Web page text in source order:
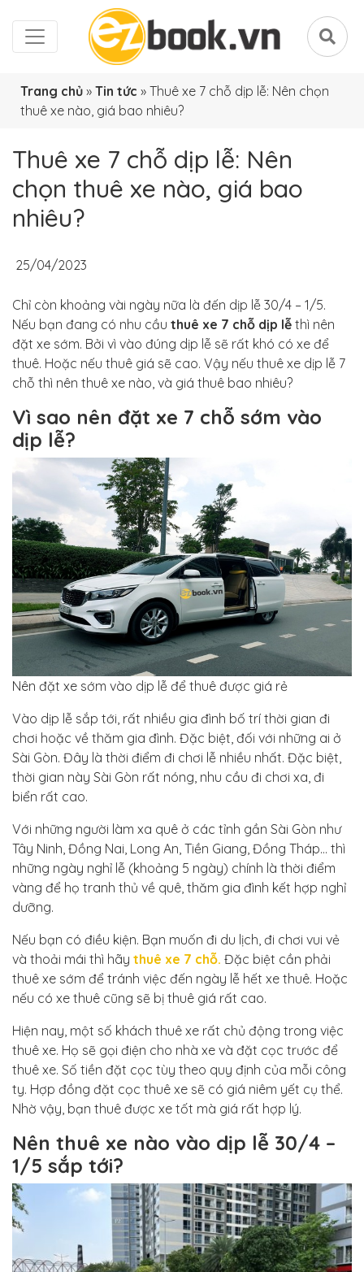
Trang chủ » Tin tức » Thuê xe 7 chỗ dịp lễ: Nên chọn
thuê xe nào, giá bao nhiêu?
Thuê xe 7 chỗ dịp lễ: Nên
chọn thuê xe nào, giá bao
nhiêu?
25/04/2023
Chỉ còn khoảng vài ngày nữa là đến dịp lễ 30/4 – 1/5.
Nếu bạn đang có nhu cầu thuê xe 7 chỗ dịp lễ thì nên
đặt xe sớm. Bởi vì vào đúng dịp lễ sẽ rất khó có xe để
thuê. Hoặc nếu thuê giá sẽ cao. Vậy nếu thuê xe dịp lễ 7
chỗ thì nên thuê xe nào, và giá thuê bao nhiêu?
Vì sao nên đặt xe 7 chỗ sớm vào
dịp lễ?
Nên đặt xe sớm vào dịp lễ để thuê được giá rẻ
Vào dịp lễ sắp tới, rất nhiều gia đình bố trí thời gian đi
chơi hoặc về thăm gia đình. Đặc biệt, đối với những ai ở
Sài Gòn. Đây là thời điểm đi chơi lễ nhiều nhất. Đặc biệt,
thời gian này Sài Gòn rất nóng, nhu cầu đi chơi xa, đi
biển rất cao.
Với những người làm xa quê ở các tỉnh gần Sài Gòn như
Tây Ninh, Đồng Nai, Long An, Tiền Giang, Đồng Tháp… thì
những ngày nghỉ lễ (khoảng 5 ngày) chính là thời điểm
vàng để họ tranh thủ về quê, thăm gia đình kết hợp nghỉ
dưỡng.
Nếu bạn có điều kiện. Bạn muốn đi du lịch, đi chơi vui vẻ
và thoải mái thì hãy thuê xe 7 chỗ. Đặc biệt cần phải
thuê xe sớm để tránh việc đến ngày lễ hết xe thuê. Hoặc
nếu có xe thuê cũng sẽ bị thuê giá rất cao.
Hiện nay, một số khách thuê xe rất chủ động trong việc
thuê xe. Họ sẽ gọi điện cho nhà xe và đặt cọc trước để
thuê xe. Số tiền đặt cọc tùy theo quy định của mỗi công
ty. Hợp đồng đặt cọc thuê xe sẽ có giá niêm yết cụ thể.
Nhờ vậy, bạn thuê được xe tốt mà giá rất hợp lý.
Nên thuê xe nào vào dịp lễ 30/4 –
1/5 sắp tới?